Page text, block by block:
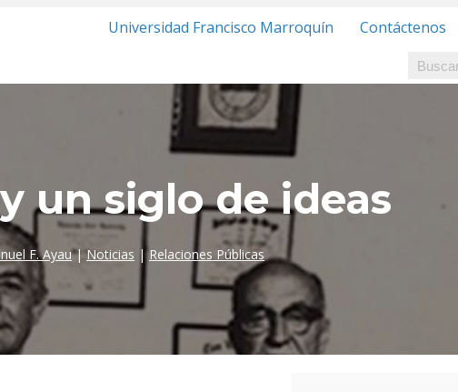
Universidad Francisco Marroquín Contáctenos
un siglo de ideas
F. Ayau|Noticias |Relaciones Públicas